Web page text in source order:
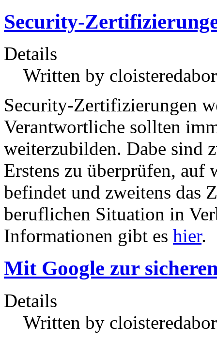
Security-
Details
Written by
Security-Zertifizierungen
Verantwortliche sollten
weiterzubilden. Dabe sind
Erstens zu überprüfen, auf
befindet und zweitens das
beruflichen Situation in
Informationen gibt es hier.
Mit Google zur
Details
Written by